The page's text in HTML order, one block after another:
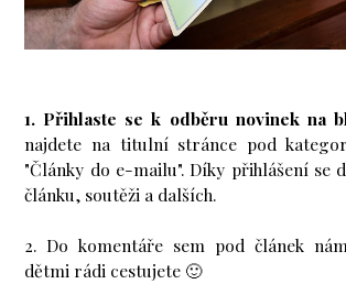
1. Přihlaste se k odběru novinek na
najdete na titulní stránce pod
"Články do e-mailu". Díky přihlášení se
článku, soutěži a dalších.
2. Do komentáře sem pod článek
dětmi rádi cestujete 🙂